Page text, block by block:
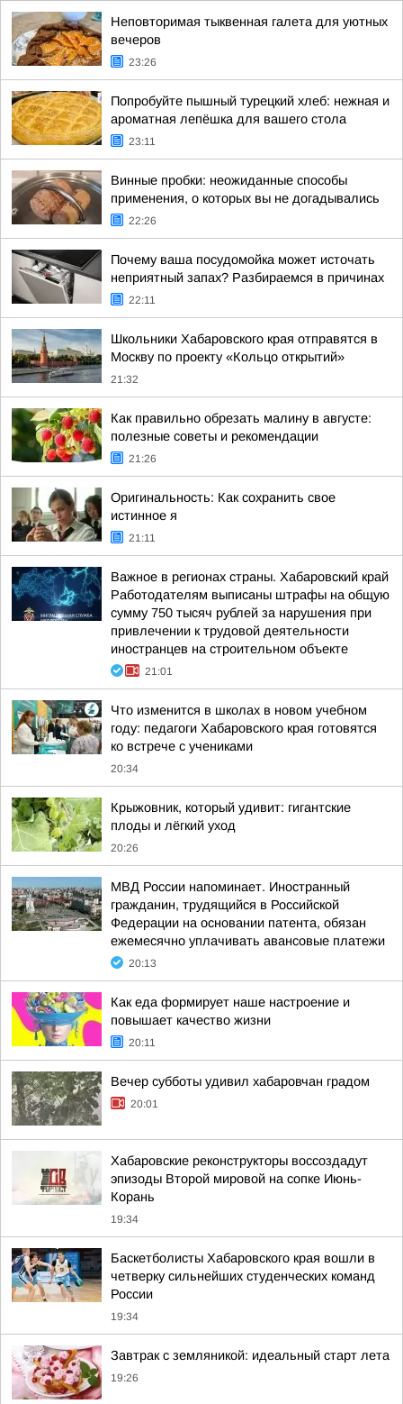
Неповторимая тыквенная галета для уютных
вечеров
23:26
Попробуйте пышный турецкий хлеб: нежная и
ароматная лепёшка для вашего стола
23:11
Винные пробки: неожиданные способы
применения, о которых вы не догадывались
22:26
Почему ваша посудомойка может источать
неприятный запах? Разбираемся в причинах
22:11
Школьники Хабаровского края отправятся в
Москву по проекту «Кольцо открытий»
21:32
Как правильно обрезать малину в августе:
полезные советы и рекомендации
21:26
Оригинальность: Как сохранить свое
истинное я
21:11
Важное в регионах страны. Хабаровский край
Работодателям выписаны штрафы на общую
сумму 750 тысяч рублей за нарушения при
привлечении к трудовой деятельности
иностранцев на строительном объекте
21:01
Что изменится в школах в новом учебном
году: педагоги Хабаровского края готовятся
ко встрече с учениками
20:34
Крыжовник, который удивит: гигантские
плоды и лёгкий уход
20:26
МВД России напоминает. Иностранный
гражданин, трудящийся в Российской
Федерации на основании патента, обязан
ежемесячно уплачивать авансовые платежи
20:13
Как еда формирует наше настроение и
повышает качество жизни
20:11
Вечер субботы удивил хабаровчан градом
20:01
Хабаровские реконструкторы воссоздадут
эпизоды Второй мировой на сопке Июнь-
Корань
19:34
Баскетболисты Хабаровского края вошли в
четверку сильнейших студенческих команд
России
19:34
Завтрак с земляникой: идеальный старт лета
19:26